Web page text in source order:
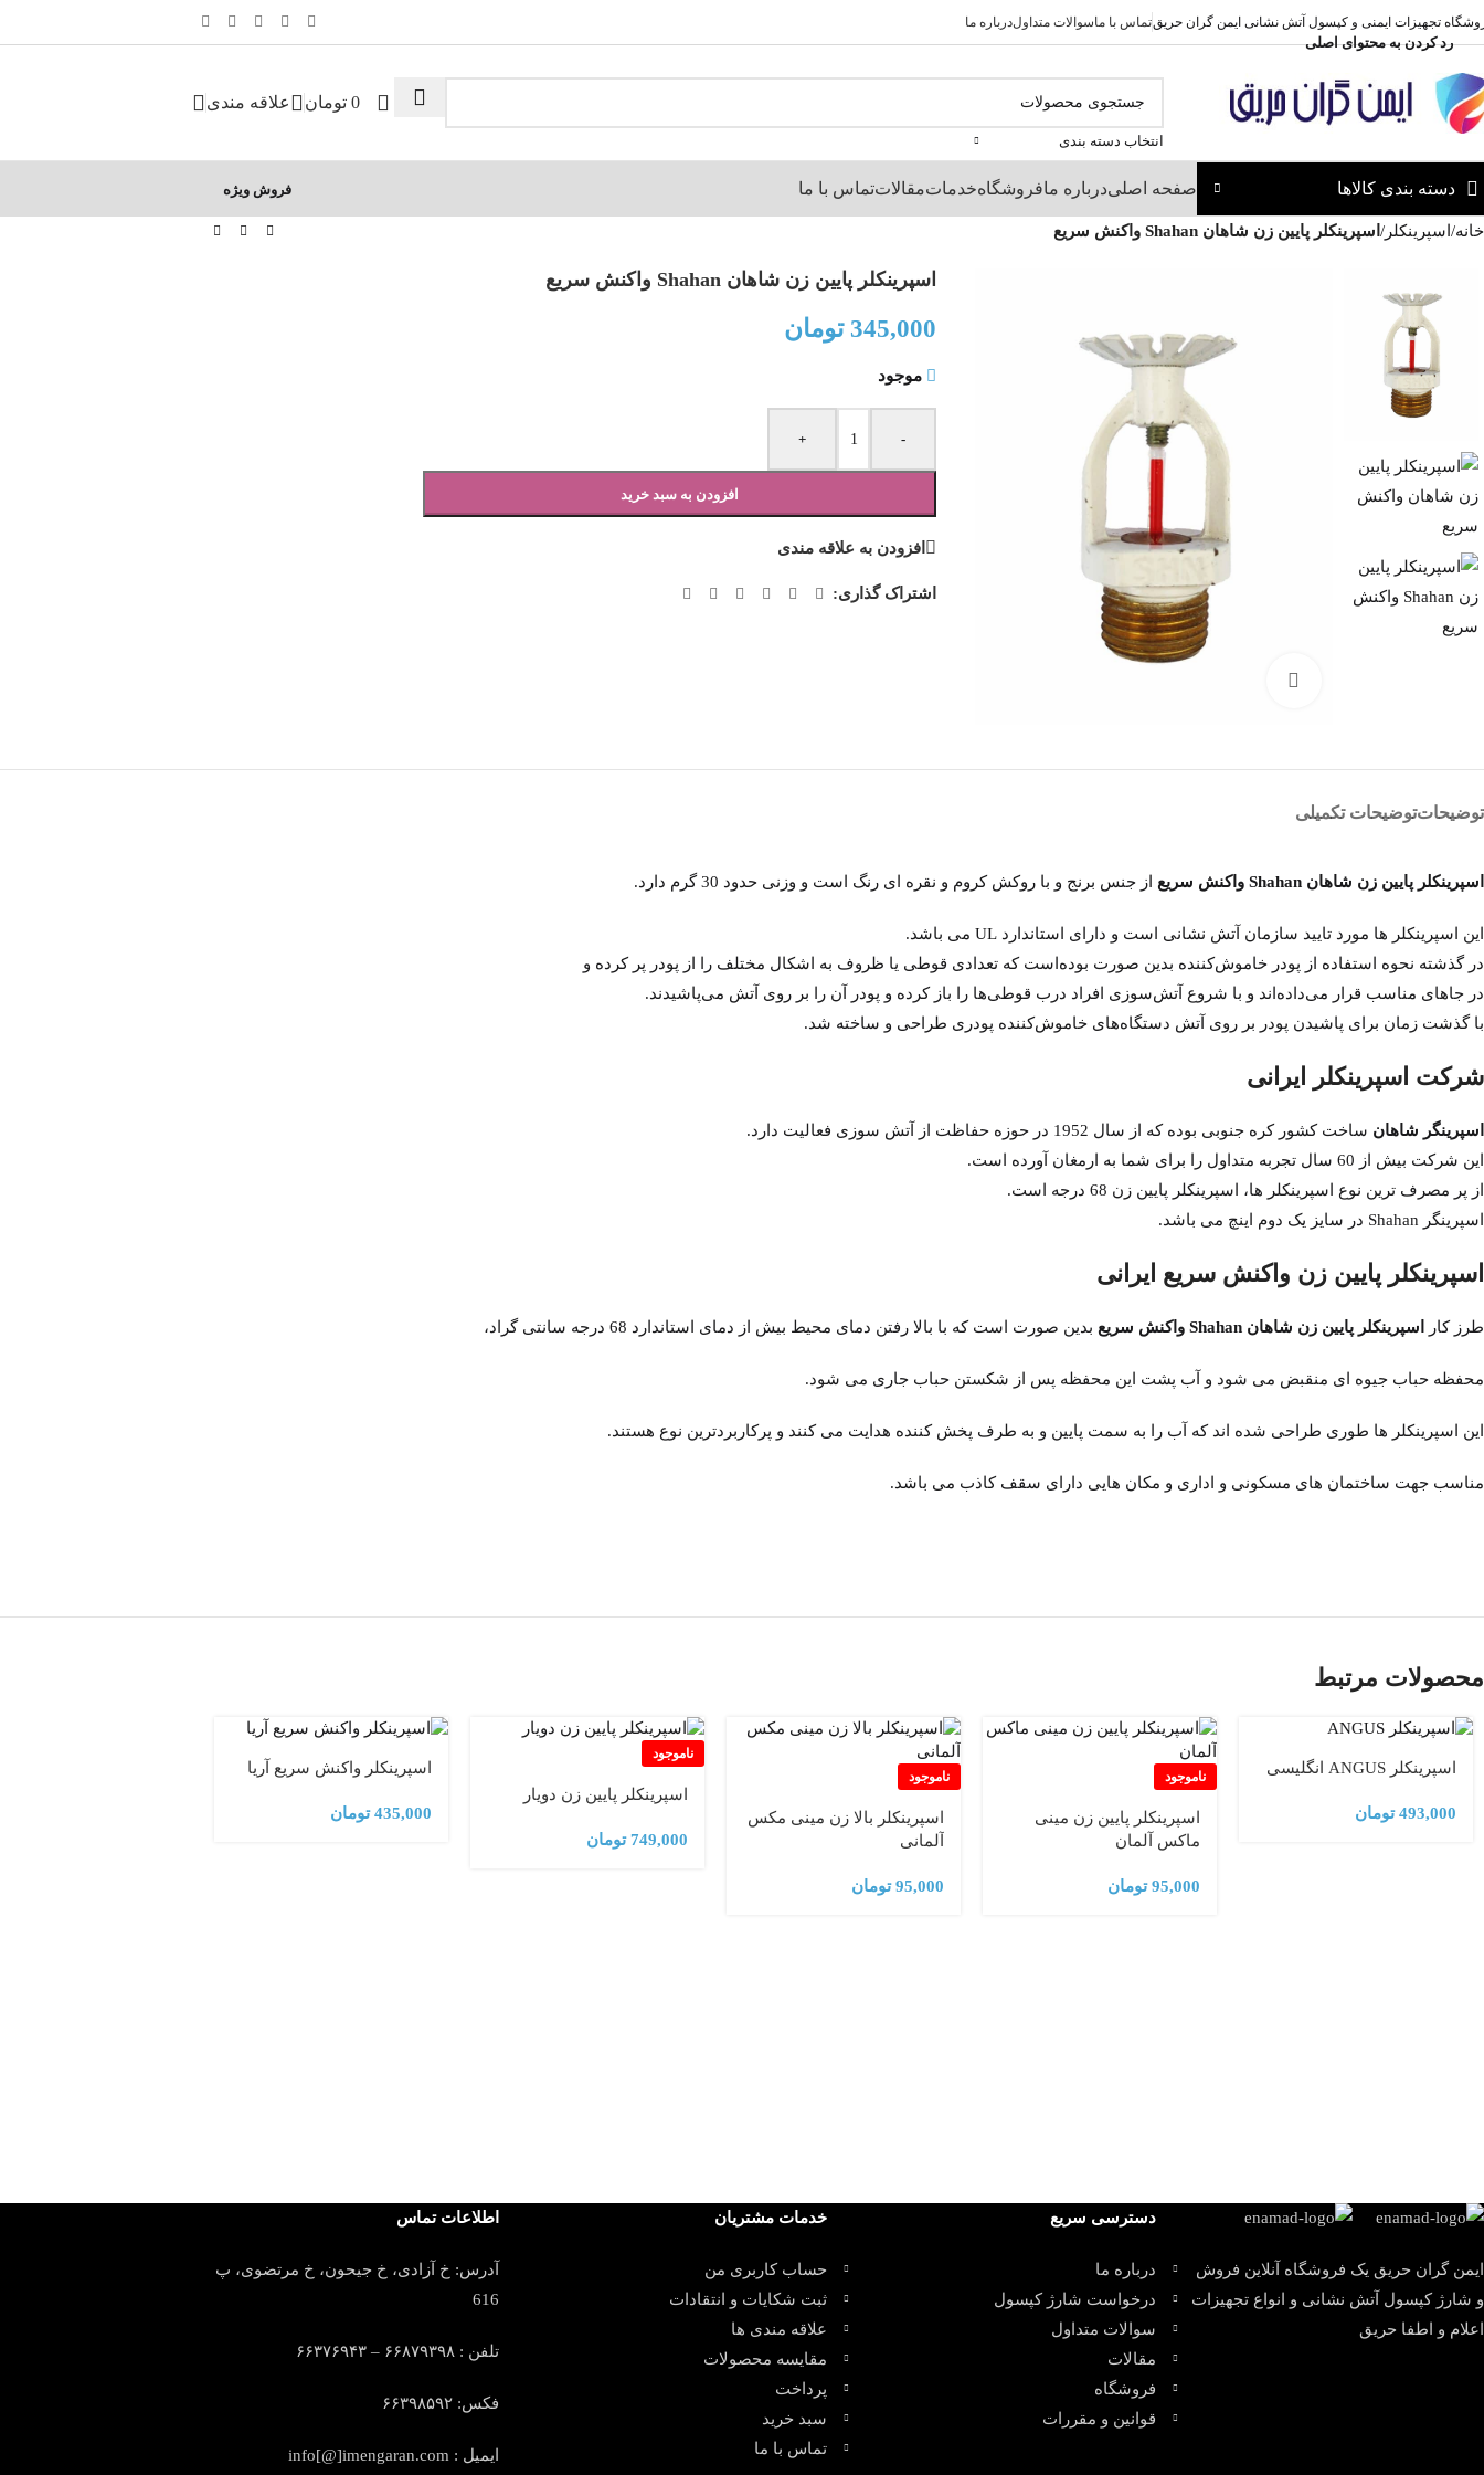
رد کردن به محتوای اصلی
تجهیزات ایمنی و کپسول آتش نشانی ایمن گران حریقتماس با ماسوالات متداولدرباره ما
انتخاب دسته بندی
0 تومان علاقه مندی
دسته بندی کالاها صفحه اصلیدرباره مافروشگاهخدماتمقالاتتماس با ما فروش ویژه
خانه/ اسپرینکلر / اسپرینکلر پایین زن شاهان Shahan واکنش سریع
اسپرینکلر پایین زن شاهان Shahan واکنش سریع
345,000 تومان
موجود
-
+
افزودن به سبد خرید
افزودن به علاقه مندی
اشتراک گذاری:
توضیحاتتوضیحات تکمیلی
اسپرینکلر پایین زن شاهان Shahan واکنش سریع از جنس برنج و با روکش کروم و نقره ای رنگ است و وزنی حدود 30 گرم دارد.
این اسپرینکلر ها مورد تایید سازمان آتش نشانی است و دارای استاندارد UL می باشد.
در گذشته نحوه استفاده از پودر خاموش‌کننده بدین صورت بوده‌است که تعدادی قوطی یا ظروف به اشکال مختلف را از پودر پر کرده و
در جاهای مناسب قرار می‌داده‌اند و با شروع آتش‌سوزی افراد درب قوطی‌ها را باز کرده و پودر آن را بر روی آتش می‌پاشیدند.
با گذشت زمان برای پاشیدن پودر بر روی آتش دستگاه‌های خاموش‌کننده پودری طراحی و ساخته شد.
شرکت اسپرینکلر ایرانی
اسپرینگر شاهان ساخت کشور کره جنوبی بوده که از سال 1952 در حوزه حفاظت از آتش سوزی فعالیت دارد.
این شرکت بیش از 60 سال تجربه متداول را برای شما به ارمغان آورده است.
از پر مصرف ترین نوع
اسپرینکلر ها، اسپرینکلر پایین زن 68 درجه است.
اسپرینگر Shahan در سایز یک دوم اینچ می باشد.
اسپرینکلر پایین زن واکنش سریع ایرانی
طرز کار اسپرینکلر پایین زن شاهان Shahan واکنش سریع بدین صورت است که با بالا رفتن دمای محیط بیش از دمای استاندارد 68 درجه سانتی گراد،
محفظه حباب جیوه ای منقبض می شود و آب پشت این محفظه پس از شکستن حباب جاری می شود.
این اسپرینکلر ها طوری طراحی شده اند که آب را به سمت پایین و به طرف پخش کننده هدایت می کنند و پرکاربردترین نوع هستند.
مناسب جهت ساختمان های مسکونی و اداری و مکان هایی دارای سقف کاذب می باشد.
محصولات مرتبط
اسپرینکلر ANGUS انگلیسی
493,000 تومان
ناموجود
اسپرینکلر پایین زن مینی
ماکس آلمان
95,000 تومان
ناموجود
اسپرینکلر بالا زن مینی مکس
آلمانی
95,000 تومان
ناموجود
اسپرینکلر پایین زن دویار
749,000 تومان
اسپرینکلر واکنش سریع آریا
435,000 تومان
ایمن گران حریق یک فروشگاه آنلاین فروش
و شارژ کپسول آتش نشانی و انواع تجهیزات
اعلام و اطفا حریق
دسترسی سریع
درباره ما
درخواست شارژ کپسول
سوالات متداول
مقالات
فروشگاه
قوانین و مقررات
خدمات مشتریان
حساب کاربری من
ثبت شکایات و انتقادات
علاقه مندی ها
مقایسه محصولات
پرداخت
سبد خرید
تماس با ما
اطلاعات تماس
آدرس: خ آزادی، خ جیحون، خ مرتضوی، پ
616
تلفن : ۶۶۸۷۹۳۹۸ – ۶۶۳۷۶۹۴۳
فکس: ۶۶۳۹۸۵۹۲
ایمیل : info[@]imengaran.com